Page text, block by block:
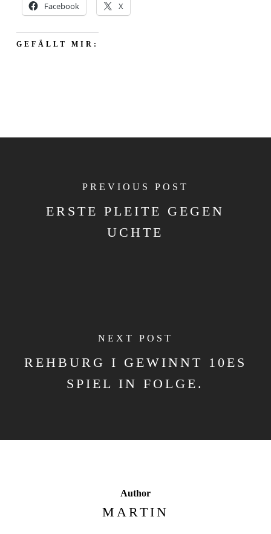
Facebook X
GEFÄLLT MIR:
PREVIOUS POST
ERSTE PLEITE GEGEN
UCHTE
NEXT POST
REHBURG I GEWINNT 10ES
SPIEL IN FOLGE.
Author
MARTIN